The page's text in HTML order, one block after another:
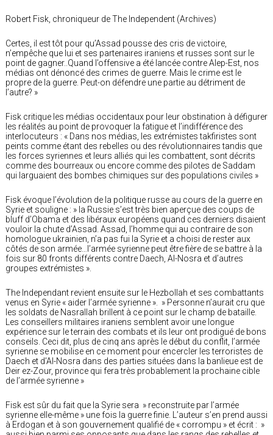
Robert Fisk, chroniqueur de The Independent (Archives)
Certes, il est tôt pour qu’Assad pousse des cris de victoire,
n’empêche que lui et ses partenaires iraniens et russes sont sur le
point de gagner..Quand l’offensive a été lancée contre Alep-Est, nos
médias ont dénoncé des crimes de guerre. Mais le crime est le
propre de la guerre. Peut-on défendre une partie au détriment de
l’autre? »
Fisk critique les médias occidentaux pour leur obstination à défigurer
les réalités au point de provoquer la fatigue et l’indifférence des
interlocuteurs : « Dans nos médias, les extrémistes takfiristes sont
peints comme étant des rebelles ou des révolutionnaires tandis que
les forces syriennes et leurs alliés qui les combattent, sont décrits
comme des bourreaux ou encore comme des pilotes de Saddam
qui larguaient des bombes chimiques sur des populations civiles »
Fisk évoque l’évolution de la politique russe au cours de la guerre en
Syrie et souligne : » la Russie s’est très bien aperçue des coups de
bluff d’Obama et des libéraux européens quand ces derniers disaient
vouloir la chute d’Assad. Assad, l’homme qui au contraire de son
homologue ukrainien, n’a pas fui la Syrie et a choisi de rester aux
côtés de son armée…l’armée syrienne peut être fière de se battre à la
fois sur 80 fronts différents contre Daech, Al-Nosra et d’autres
groupes extrémistes ».
The Independant revient ensuite sur le Hezbollah et ses combattants
venus en Syrie « aider l’armée syrienne ». » Personne n’aurait cru que
les soldats de Nasrallah brillent à ce point sur le champ de bataille.
Les conseillers militaires iraniens semblent avoir une longue
expérience sur le terrain des combats et ils leur ont prodigué de bons
conseils. Ceci dit, plus de cinq ans après le début du conflit, l’armée
syrienne se mobilise en ce moment pour encercler les terroristes de
Daech et d’Al-Nosra dans des parties situées dans la banlieue est de
Deir ez-Zour, province qui fera très probablement la prochaine cible
de l’armée syrienne »
Fisk est sûr du fait que la Syrie sera » reconstruite par l’armée
syrienne elle-même » une fois la guerre finie. L’auteur s’en prend aussi
à Erdogan et à son gouvernement qualifié de « corrompu » et écrit : »